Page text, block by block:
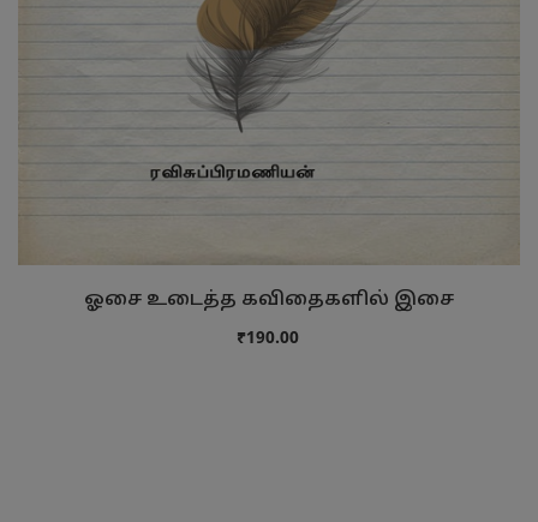
ஓசை உடைத்த கவிதைகளில் இசை
₹190.00